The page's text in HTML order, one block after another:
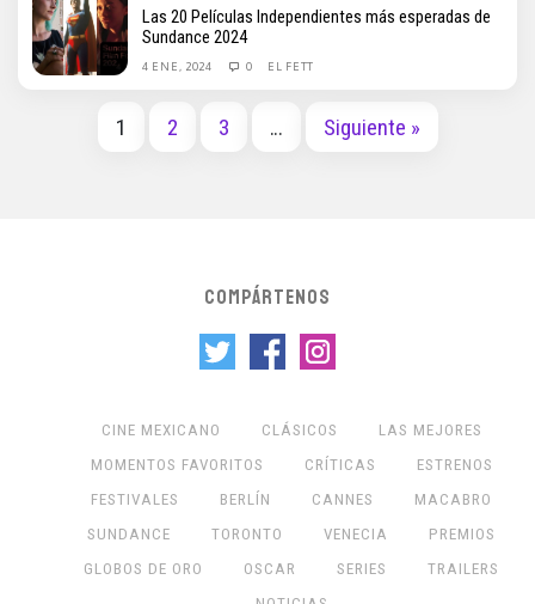
Las 20 Películas Independientes más esperadas de
Sundance 2024
4 ENE, 2024 0 EL FETT
1 2 3 … Siguiente »
COMPÁRTENOS
CINE MEXICANO CLÁSICOS
LAS MEJORES
MOMENTOS FAVORITOS
CRÍTICAS
ESTRENOS
FESTIVALES
BERLÍN CANNES
MACABRO
SUNDANCE
TORONTO VENECIA
PREMIOS
GLOBOS DE ORO
OSCAR SERIES
TRAILERS